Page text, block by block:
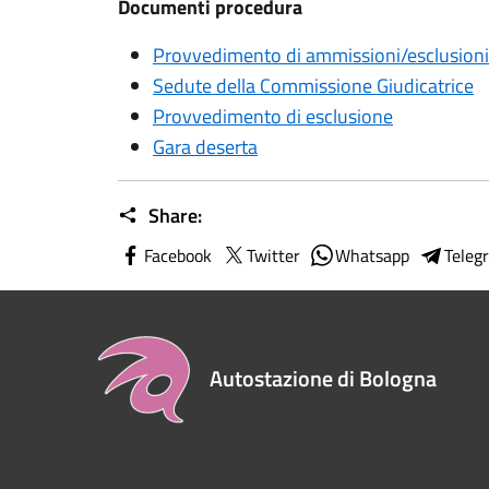
Documenti procedura
Provvedimento di ammissioni/esclusioni
Sedute della Commissione Giudicatrice
Provvedimento di esclusione
Gara deserta
Share:
Facebook Twitter Whatsapp
Autostazione di Bologna